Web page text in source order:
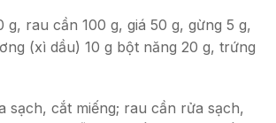
g, rau cần 100 g, giá 50 g, gừng 5 g,
(xì dầu) 10 g bột năng 20 g, trứng
sạch, cắt miếng; rau cần rửa sạch,